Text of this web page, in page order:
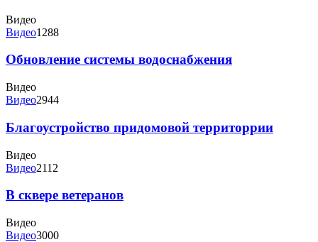
Видео
Видео1288
Обновление системы водоснабжения
Видео
Видео2944
Благоустройство придомовой территоррии
Видео
Видео2112
В сквере ветеранов
Видео
Видео3000